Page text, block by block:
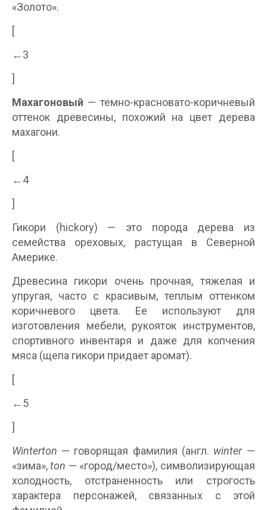
«Золото».
[
←3
]
Махагоновый — темно-красновато-коричневый
оттенок древесины, похожий на цвет дерева
махагони.
[
←4
]
Гикори (hickory) — это порода дерева из
семейства ореховых, растущая в Северной
Америке.
Древесина гикори очень прочная, тяжелая и
упругая, часто с красивым, теплым оттенком
коричневого цвета. Ее используют для
изготовления мебели, рукояток инструментов,
спортивного инвентаря и даже для копчения
мяса (щепа гикори придает аромат).
[
←5
]
Winterton — говорящая фамилия (англ. winter—
«зима»,ton — «город/место»), символизирующая
холодность, отстраненность или строгость
характера персонажей, связанных с этой